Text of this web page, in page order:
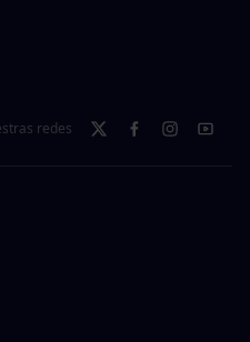
redes